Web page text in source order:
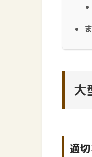
大
適